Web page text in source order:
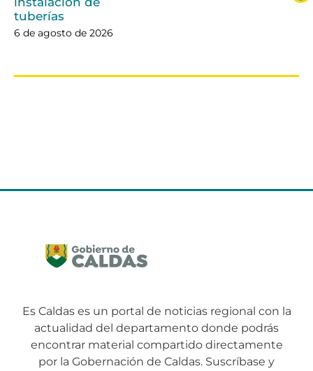
tuberías
6 de agosto de 2026
Es Caldas es un portal de noticias regional con la
actualidad del departamento donde podrás
encontrar material compartido directamente
por la Gobernación de Caldas. Suscríbase y